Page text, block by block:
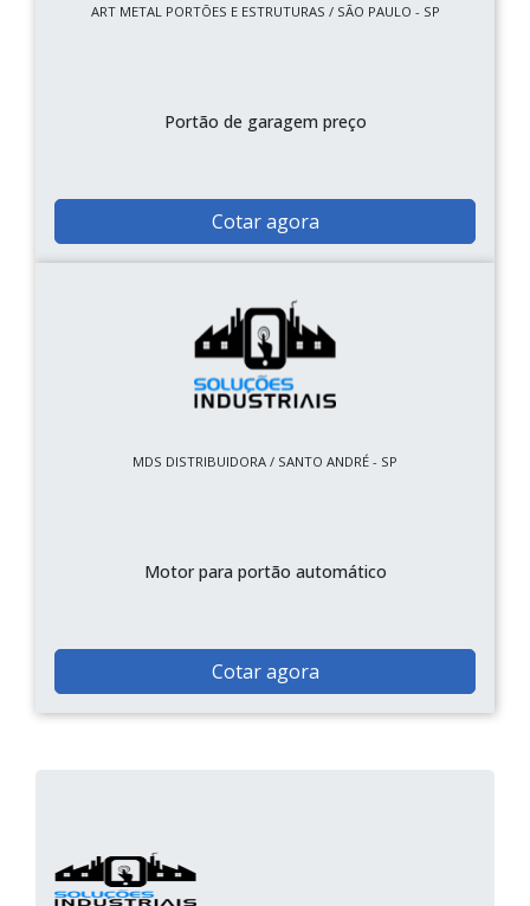
ART METAL PORTÕES E ESTRUTURAS / SÃO PAULO - SP
Portão de garagem preço
Cotar agora
MDS DISTRIBUIDORA / SANTO ANDRÉ - SP
Motor para portão automático
Cotar agora